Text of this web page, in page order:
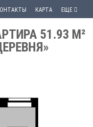
КАРТА ЕЩЕ
51.93 М²